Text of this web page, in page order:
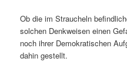
Ob die im Straucheln
solchen Denkweisen einen
noch ihrer Demokratischen
dahin gestellt.